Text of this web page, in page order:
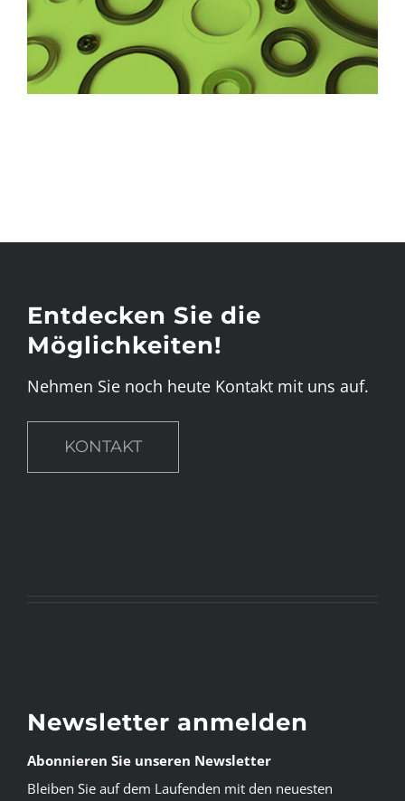
Entdecken Sie die
Möglichkeiten!
Nehmen Sie noch heute Kontakt mit uns auf.
KONTAKT
Newsletter anmelden
Abonnieren Sie unseren Newsletter
Bleiben Sie auf dem Laufenden mit den neuesten